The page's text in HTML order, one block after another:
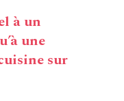
à un
une
sur